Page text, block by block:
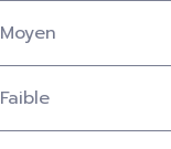
Moyen
Faible